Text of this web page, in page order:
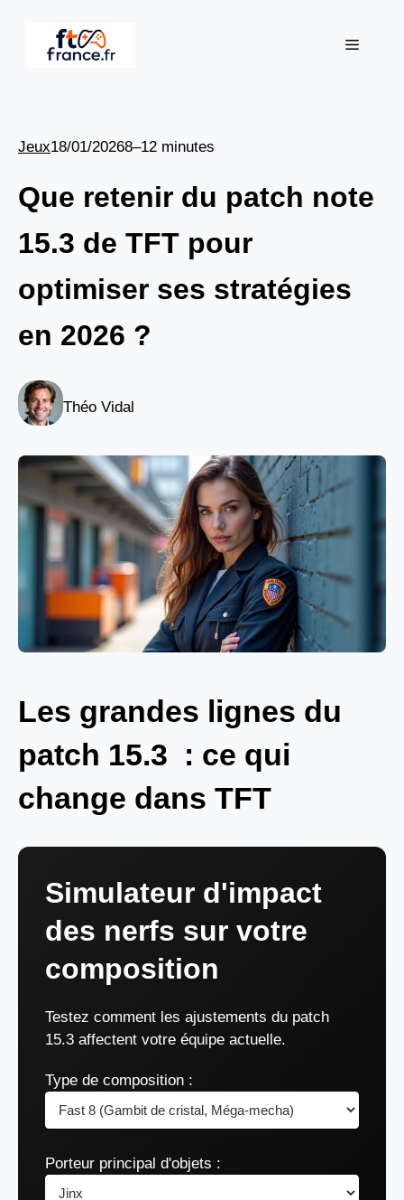
contenu
Menu
Jeux18/01/20268–12 minutes
Que retenir du patch note
15.3 de TFT pour
optimiser ses stratégies
en 2026 ?
Théo Vidal
Les grandes lignes du
patch 15.3 : ce qui
change dans TFT
Simulateur d'impact
des nerfs sur votre
composition
Testez comment les ajustements du patch
15.3 affectent votre équipe actuelle.
Type de composition :
Porteur principal d'objets :